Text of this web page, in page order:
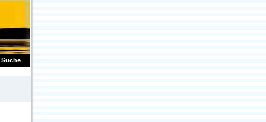
Suche